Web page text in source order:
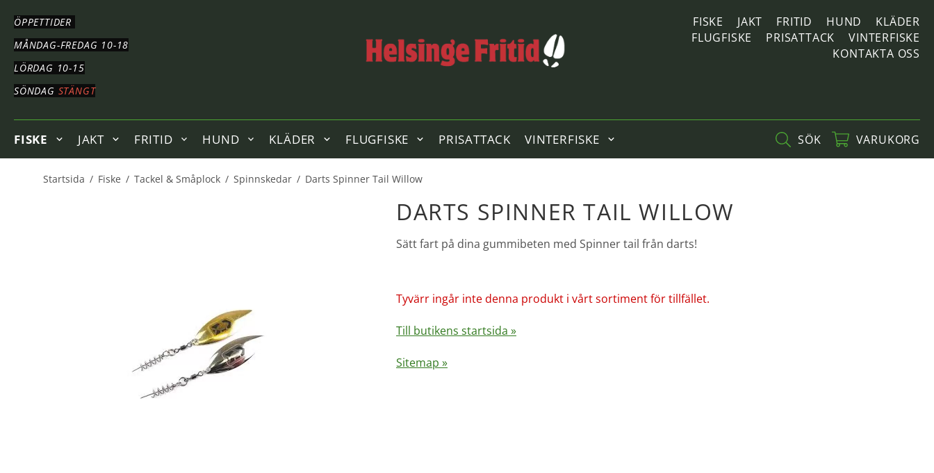
TILL
HUVUDNAVIGERINGHOPPA
TILL
HUVUDINNEHÅLLET
ÖPPETTIDER
MÅNDAG-FREDAG 10-18
LÖRDAG 10-15
SÖNDAG STÄNGT
FISKE JAKT FRITID HUND
KLÄDER
FLUGFISKE
PRISATTACK
VINTERFISKE
KONTAKTA OSS
FISKE JAKT FRITID HUND KLÄDER FLUGFISKE PRISATTACK VINTERFISKE SÖK VARUKORG
Startsida / Fiske / Tackel & Småplock / Spinnskedar / Darts Spinner Tail Willow
DARTS SPINNER TAIL WILLOW
Sätt fart på dina gummibeten med Spinner tail från darts!
Tyvärr ingår inte denna produkt i vårt sortiment för tillfället.
Till butikens startsida »
Sitemap »